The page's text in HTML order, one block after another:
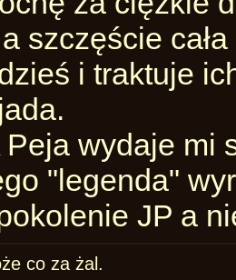
szczęście
i traktuje
Peja wydaje mi
"legenda"
JP a
co za żal.